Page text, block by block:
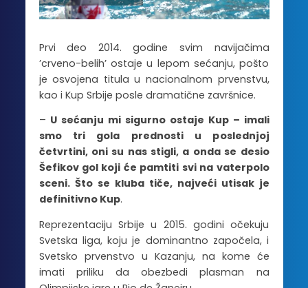
Prvi deo 2014. godine svim navijačima
’crveno-belih’ ostaje u lepom sećanju, pošto
je osvojena titula u nacionalnom prvenstvu,
kao i Kup Srbije posle dramatične završnice.
– U sećanju mi sigurno ostaje Kup – imali
smo tri gola prednosti u poslednjoj
četvrtini, oni su nas stigli, a onda se desio
Šefikov gol koji će pamtiti svi na vaterpolo
sceni. Što se kluba tiče, najveći utisak je
definitivno Kup.
Reprezentaciju Srbije u 2015. godini očekuju
Svetska liga, koju je dominantno započela, i
Svetsko prvenstvo u Kazanju, na kome će
imati priliku da obezbedi plasman na